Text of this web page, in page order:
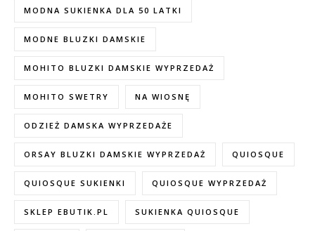
MODNA SUKIENKA DLA 50 LATKI
MODNE BLUZKI DAMSKIE
MOHITO BLUZKI DAMSKIE WYPRZEDAŻ
MOHITO SWETRY NA WIOSNĘ
ODZIEŻ DAMSKA WYPRZEDAŻE
ORSAY BLUZKI DAMSKIE WYPRZEDAŻ QUIOSQUE
QUIOSQUE SUKIENKI QUIOSQUE WYPRZEDAŻ
SKLEP EBUTIK.PL SUKIENKA QUIOSQUE